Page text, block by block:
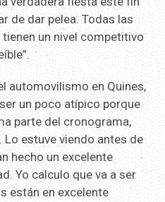
de dar pelea. Todas las
un nivel competitivo
automovilismo en Quines,
un poco atípico porque
parte del cronograma,
Lo estuve viendo antes de
hecho un excelente
Yo calculo que va a ser
están en excelente